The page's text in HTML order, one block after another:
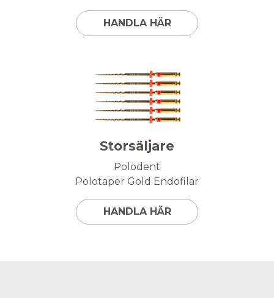
HANDLA HÄR
Storsäljare
Polodent
Polotaper Gold Endofilar
HANDLA HÄR